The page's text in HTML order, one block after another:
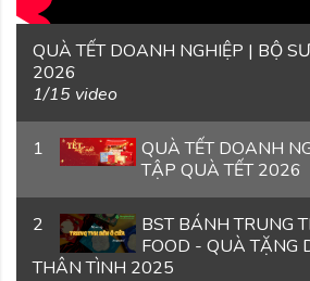
QUÀ TẾT DOANH NGHIỆP | BỘ
2026
1/15 video
1
QUÀ TẾT DOANH
TẬP QUÀ TẾT 2026
2
BST BÁNH TRUNG
FOOD - QUÀ TẶNG
THÂN TÌNH 2025